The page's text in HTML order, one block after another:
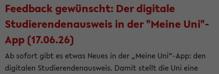
Feedback gewünscht: Der digitale
Studierendenausweis in der "Meine Uni"-
App (17.06.26)
Ab sofort gibt es etwas Neues in der „Meine Uni“-App: den
digitalen Studierendenausweis. Damit stellt die Uni eine